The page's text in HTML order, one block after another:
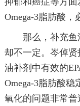
Omega-3脂肪酸，
那么，补充鱼
却不一定。岑倬
油补剂中有效的
Omega-3脂肪酸稳
氧化的问题非常普